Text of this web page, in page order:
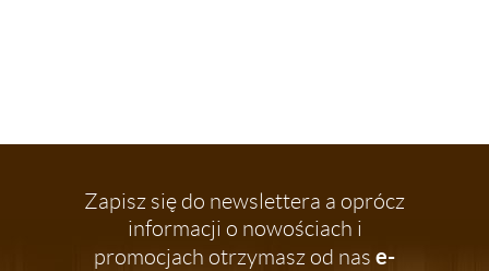
Zapisz się do newslettera a oprócz
informacji o nowościach i
promocjach otrzymasz od nas e-